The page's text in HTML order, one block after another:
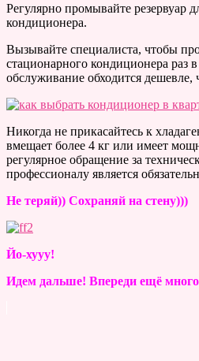
Регулярно промывайте резервуар
кондиционера.
Вызывайте специалиста, чтобы
стационарного кондиционера раз
обслуживание обходится дешевле,
Никогда не прикасайтесь к
вмещает более 4 кг или имеет
регулярное обращение за
профессионалу является
Не теряй)) Сохраняй на стену)))
Йо-хууу!
Идем дальше! Впереди ещё много